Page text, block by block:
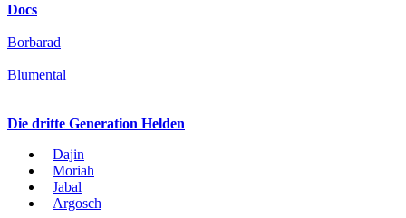
Docs
Borbarad
Blumental
Die dritte Generation Helden
Dajin
Moriah
Jabal
Argosch